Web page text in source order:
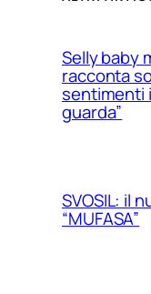
Selly baby
racconta
sentimenti
guarda”
SVOSIL: il
“MUFASA”